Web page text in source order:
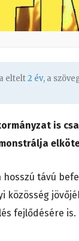
eltelt2 év, a
is
távú
közösség
fejlődésére is.